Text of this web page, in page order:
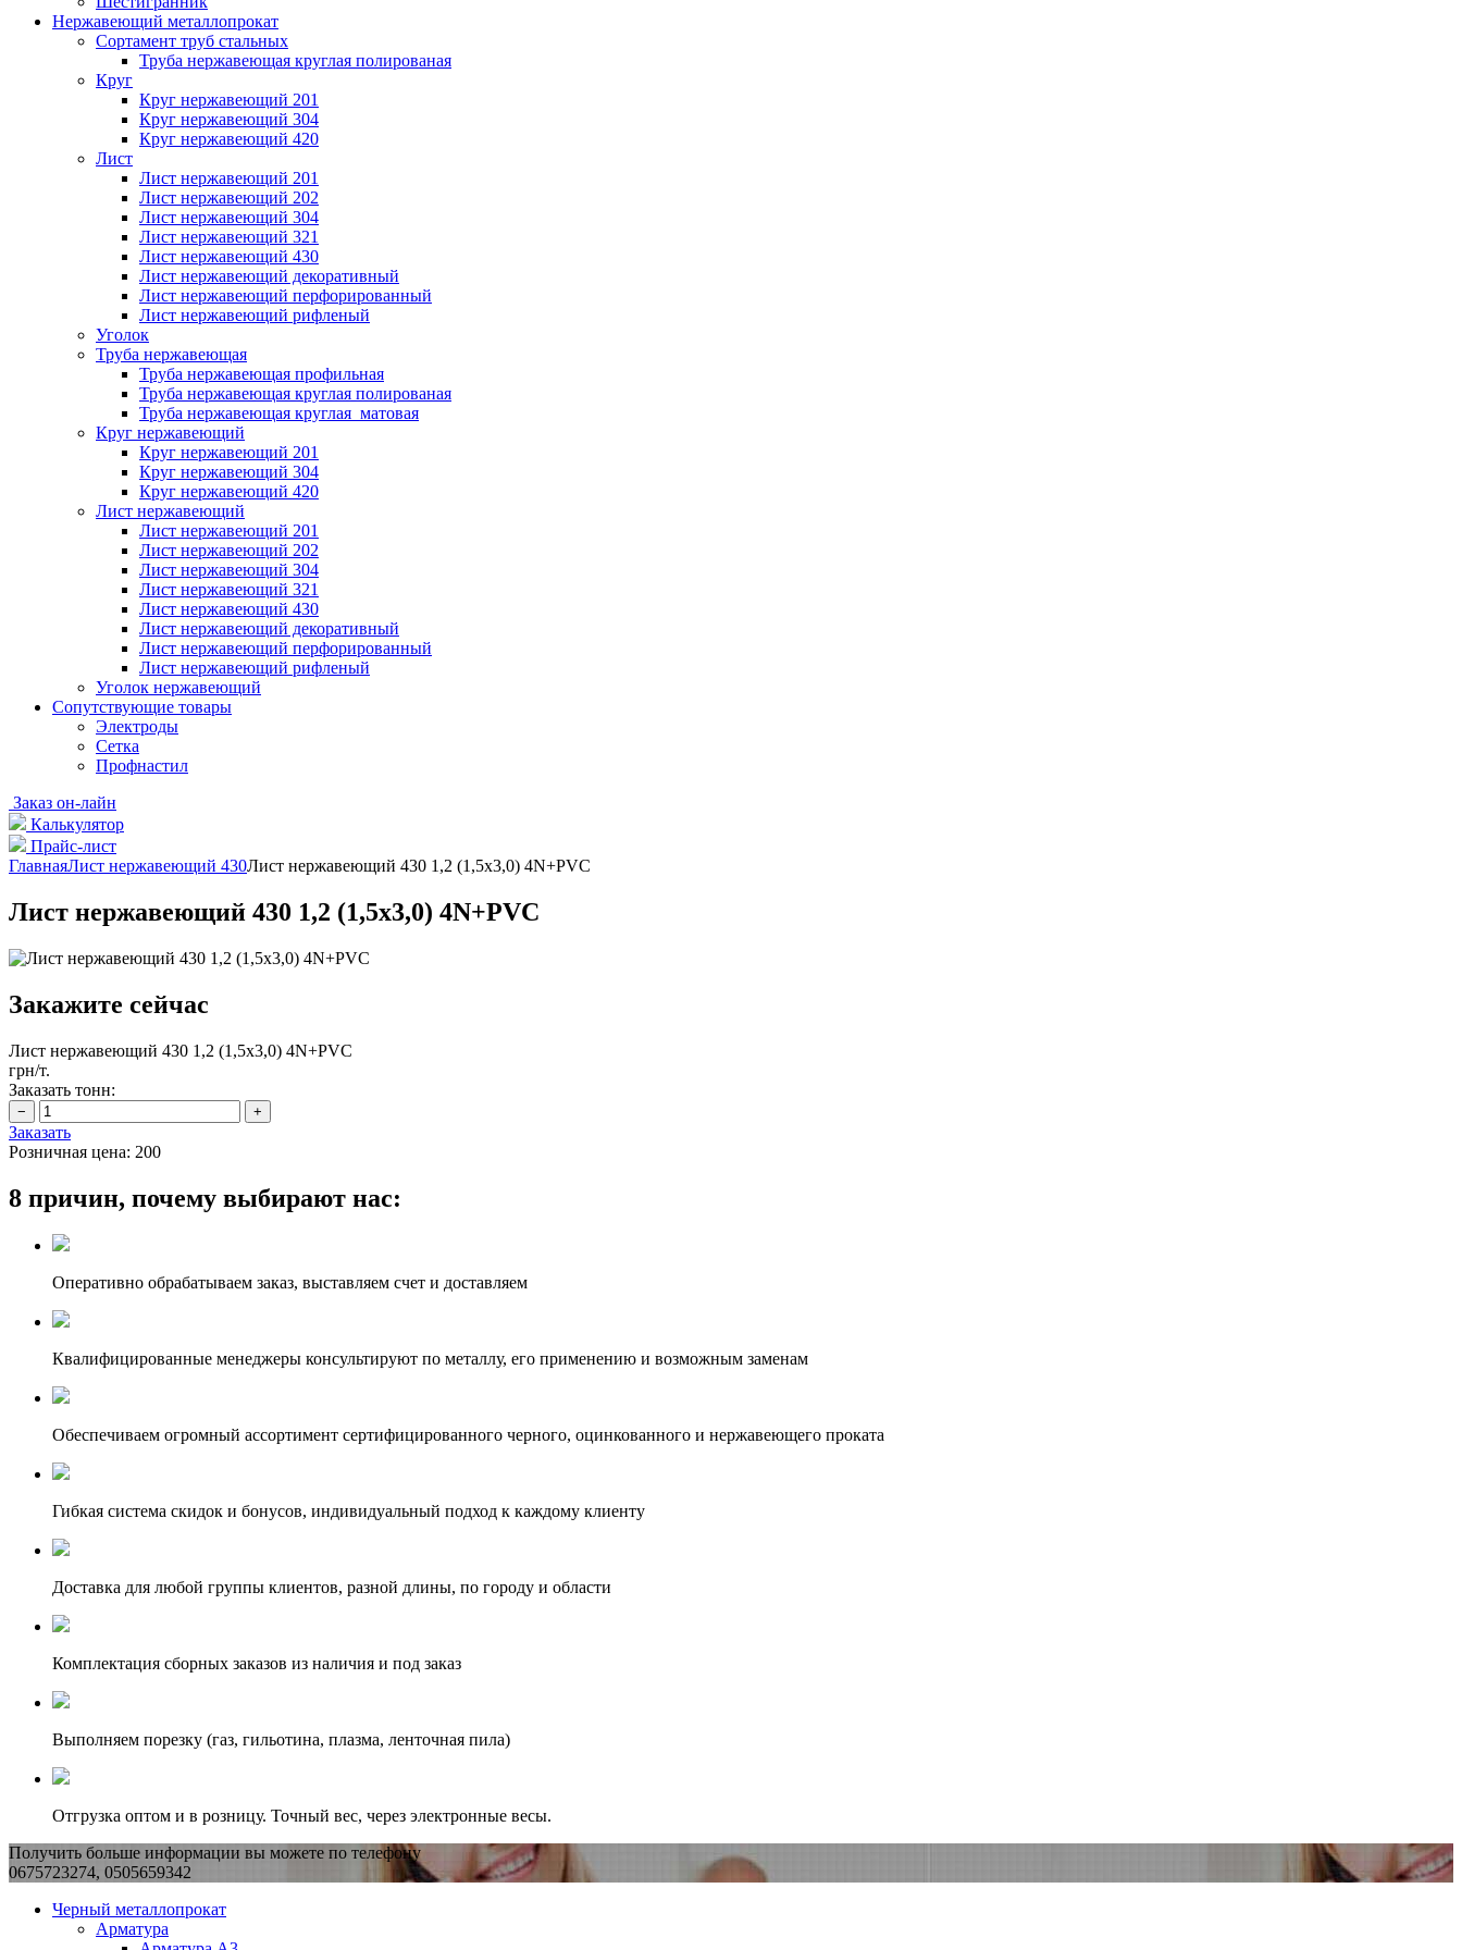
Нержавеющий металлопрокат
Сортамент труб стальных
Труба нержавеющая круглая полированая
Круг
Круг нержавеющий 201
Круг нержавеющий 304
Круг нержавеющий 420
Лист
Лист нержавеющий 201
Лист нержавеющий 202
Лист нержавеющий 304
Лист нержавеющий 321
Лист нержавеющий 430
Лист нержавеющий декоративный
Лист нержавеющий перфорированный
Лист нержавеющий рифленый
Уголок
Труба нержавеющая
Труба нержавеющая профильная
Труба нержавеющая круглая полированая
Труба нержавеющая круглая матовая
Круг нержавеющий
Круг нержавеющий 201
Круг нержавеющий 304
Круг нержавеющий 420
Лист нержавеющий
Лист нержавеющий 201
Лист нержавеющий 202
Лист нержавеющий 304
Лист нержавеющий 321
Лист нержавеющий 430
Лист нержавеющий декоративный
Лист нержавеющий перфорированный
Лист нержавеющий рифленый
Уголок нержавеющий
Cопутствующие товары
Электроды
Сетка
Профнастил
Заказ он-лайн
Калькулятор
Прайс-лист
ГлавнаяЛист нержавеющий 430Лист нержавеющий 430 1,2 (1,5х3,0) 4N+PVC
Лист нержавеющий 430 1,2 (1,5х3,0) 4N+PVC
Закажите сейчас
Лист нержавеющий 430 1,2 (1,5х3,0) 4N+PVC
грн/т.
Заказать тонн:
Заказать
Розничная цена: 200
8 причин, почему выбирают нас:
Оперативно обрабатываем заказ, выставляем счет и доставляем
Квалифицированные менеджеры консультируют по металлу, его применению и возможным заменам
Обеспечиваем огромный ассортимент сертифицированного черного, оцинкованного и нержавеющего проката
Гибкая система скидок и бонусов, индивидуальный подход к каждому клиенту
Доставка для любой группы клиентов, разной длины, по городу и области
Комплектация сборных заказов из наличия и под заказ
Выполняем порезку (газ, гильотина, плазма, ленточная пила)
Отгрузка оптом и в розницу. Точный вес, через электронные весы.
Получить больше информации вы можете по телефону
0675723274, 0505659342
Черный металлопрокат
Арматура